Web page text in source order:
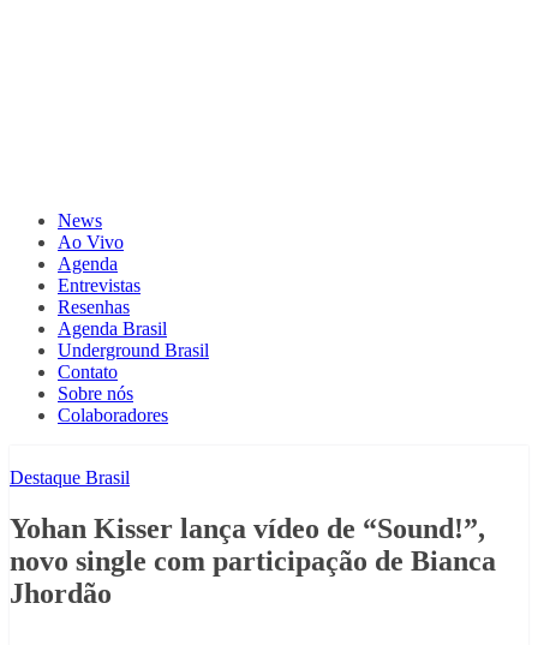
News
Ao Vivo
Agenda
Entrevistas
Resenhas
Agenda Brasil
Underground Brasil
Contato
Sobre nós
Colaboradores
Destaque Brasil
Yohan Kisser lança vídeo de “Sound!”,
novo single com participação de Bianca
Jhordão